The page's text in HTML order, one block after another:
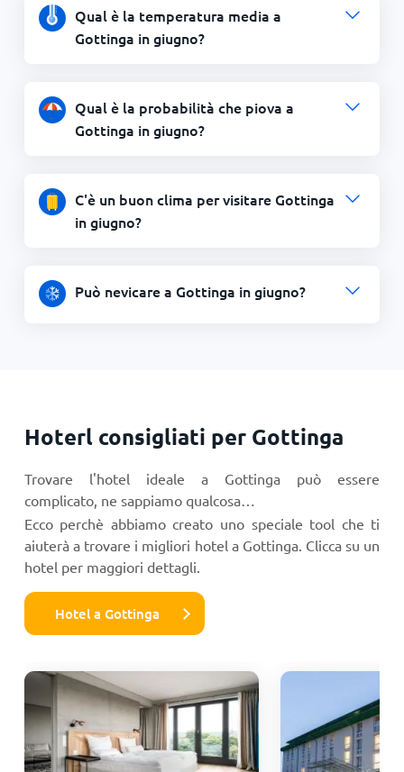
Qual è la temperatura media a
Gottinga in giugno?
Qual è la probabilità che piova a
Gottinga in giugno?
C'è un buon clima per visitare Gottinga
in giugno?
Può nevicare a Gottinga in giugno?
Hoterl consigliati per Gottinga
Trovare l'hotel ideale a Gottinga può essere
complicato, ne sappiamo qualcosa…
Ecco perchè abbiamo creato uno speciale tool che ti
aiuterà a trovare i migliori hotel a Gottinga. Clicca su un
hotel per maggiori dettagli.
Hotel a Gottinga